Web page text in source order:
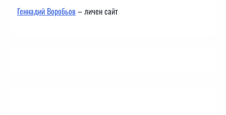
Геннадий Воробьов– личен сайт